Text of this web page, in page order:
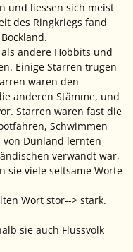
und liessen sich meist
des Ringkriegs fand
andere Hobbits und
Einige Starren trugen
waren den
anderen Stämme, und
Starren waren fast die
Schwimmen
von Dunland lernten
verwandt war,
sie viele seltsame Worte
Wort stor--> stark.
sie auch Flussvolk